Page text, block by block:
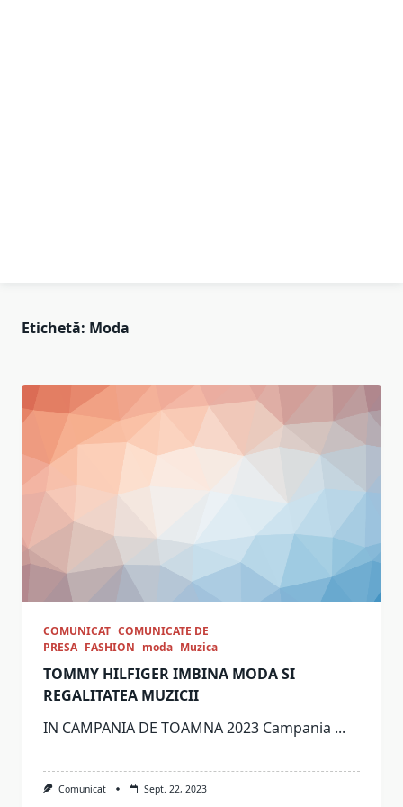
Etichetă: Moda
COMUNICAT COMUNICATE DE
PRESA FASHION moda Muzica
TOMMY HILFIGER IMBINA MODA SI
REGALITATEA MUZICII
IN CAMPANIA DE TOAMNA 2023 Campania ...
Comunicat Sept. 22, 2023